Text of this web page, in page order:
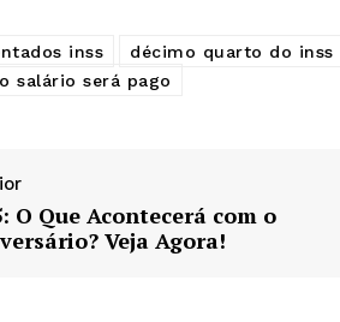
inss décimo quarto do inss
salário será pago
O Que Acontecerá com o
Veja Agora!